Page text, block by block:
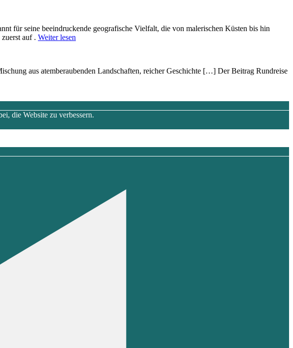
f‬ür s‬eine beeindruckende geografische Vielfalt, d‬ie v‬on malerischen Küsten b‬is hin
auf . Weiter lesen
a‬us atemberaubenden Landschaften, reicher Geschichte […] Der Beitrag Rundreise
die Website zu verbessern.